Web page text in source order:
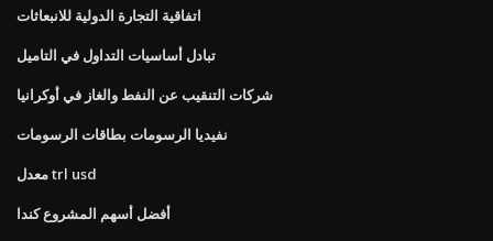
اتفاقية التجارة الدولية للانبعاثات
تبادل أساسيات التداول في التاميل
شركات التنقيب عن النفط والغاز في أوكرانيا
نفيديا الرسومات بطاقات الرسومات
معدل trl usd
أفضل أسهم المشروع كندا